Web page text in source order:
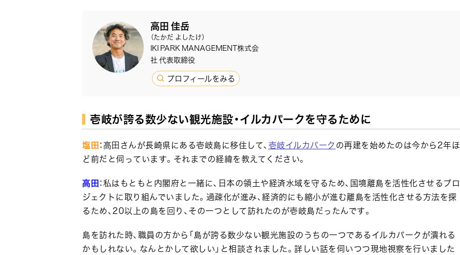
高田 佳岳
（たかだ よしたけ）
IKI PARK MANAGEMENT株式会
社 代表取締役
プロフィールをみる
壱岐が誇る数少ない観光施設・イルカパークを守るために
塩田：高田さんが長崎県にある壱岐島に移住して、 壱岐イルカパークの再建を始めたのは今から2年ほ
ど前だと伺っています。それまでの経緯を教えてください。
高田：私はもともと内閣府と一緒に、日本の領土や経済水域を守るため、国境離島を活性化させるプロ
ジェクトに取り組んでいました。過疎化が進み、経済的にも縮小が進む離島を活性化させる方法を探
るため、20以上の島を回り、その一つとして訪れたのが壱岐島だったんです。
島を訪れた時、職員の方から「島が誇る数少ない観光施設のうちの一つであるイルカパークが潰れる
かもしれない。なんとかして欲しい」と相談されました。詳しい話を伺いつつ現地視察を行いました